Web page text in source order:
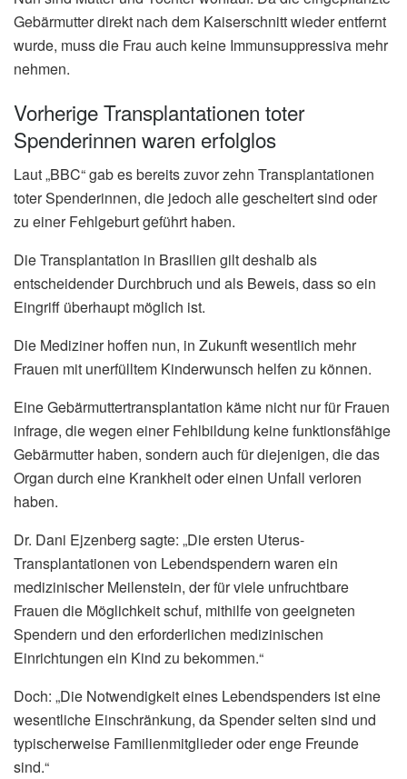
Gebärmutter direkt nach dem Kaiserschnitt wieder entfernt
wurde, muss die Frau auch keine Immunsuppressiva mehr
nehmen.
Vorherige Transplantationen toter
Spenderinnen waren erfolglos
Laut „BBC“ gab es bereits zuvor zehn Transplantationen
toter Spenderinnen, die jedoch alle gescheitert sind oder
zu einer Fehlgeburt geführt haben.
Die Transplantation in Brasilien gilt deshalb als
entscheidender Durchbruch und als Beweis, dass so ein
Eingriff überhaupt möglich ist.
Die Mediziner hoffen nun, in Zukunft wesentlich mehr
Frauen mit unerfülltem Kinderwunsch helfen zu können.
Eine Gebärmuttertransplantation käme nicht nur für Frauen
infrage, die wegen einer Fehlbildung keine funktionsfähige
Gebärmutter haben, sondern auch für diejenigen, die das
Organ durch eine Krankheit oder einen Unfall verloren
haben.
Dr. Dani Ejzenberg sagte: „Die ersten Uterus-
Transplantationen von Lebendspendern waren ein
medizinischer Meilenstein, der für viele unfruchtbare
Frauen die Möglichkeit schuf, mithilfe von geeigneten
Spendern und den erforderlichen medizinischen
Einrichtungen ein Kind zu bekommen.“
Doch: „Die Notwendigkeit eines Lebendspenders ist eine
wesentliche Einschränkung, da Spender selten sind und
typischerweise Familienmitglieder oder enge Freunde
sind.“